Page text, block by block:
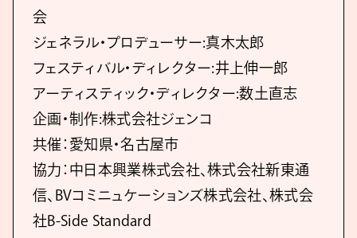
会
ジェネラル・プロデューサー:真木太郎
フェスティバル・ディレクター:井上伸一郎
アーティスティック・ディレクター:数土直志
企画・制作:株式会社ジェンコ
共催：愛知県・名古屋市
協力：中日本興業株式会社、株式会社新東通
信、BVコミニュケーションズ株式会社、株式会
社B-Side Standard